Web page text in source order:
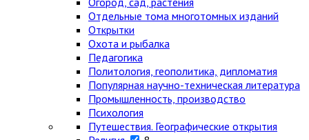
Отдельные тома многотомных изданий
Открытки
Охота и рыбалка
Педагогика
Политология, геополитика, дипломатия
Популярная научно-техническая литература
Промышленность, производство
Психология
Путешествия. Географические открытия